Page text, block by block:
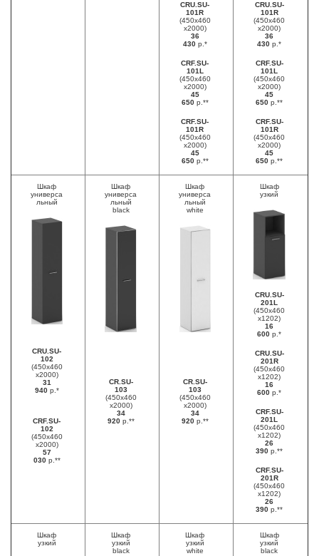
CRU.SU-
101R
(450х460
х2000)
36
430 р.*
CRF.SU-
101L
(450х460
х2000)
45
650 р.**
CRF.SU-
101R
(450х460
х2000)
45
650 р.**
CRU.SU-
101R
(450х460
х2000)
36
430 р.*
CRF.SU-
101L
(450х460
х2000)
45
650 р.**
CRF.SU-
101R
(450х460
х2000)
45
650 р.**
Шкаф
универса
льный
CRU.SU-
102
(450х460
х2000)
31
940 р.*
CRF.SU-
102
(450х460
х2000)
57
030 р.**
Шкаф
универса
льный
black
CR.SU-
103
(450х460
х2000)
34
920 р.**
Шкаф
универса
льный
white
CR.SU-
103
(450х460
х2000)
34
920 р.**
Шкаф
узкий
CRU.SU-
201L
(450х460
х1202)
16
600 р.*
CRU.SU-
201R
(450х460
х1202)
16
600 р.*
CRF.SU-
201L
(450х460
х1202)
26
390 р.**
CRF.SU-
201R
(450х460
х1202)
26
390 р.**
Шкаф
узкий
Шкаф
узкий
black
Шкаф
узкий
white
Шкаф
узкий
black